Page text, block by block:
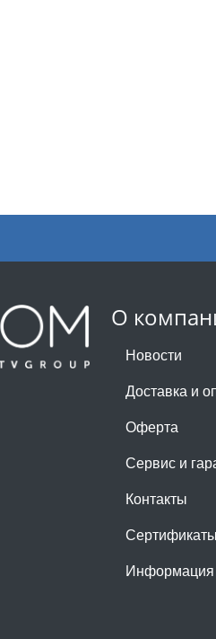
О
Новости
Доставка и
Оферта
Сервис и
Контакты
Сертификаты
Информация